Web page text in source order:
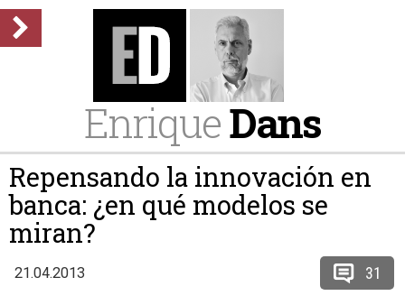
EnriqueDans
Repensando la innovación en
banca: ¿en qué modelos se
miran?
21.04.2013 31